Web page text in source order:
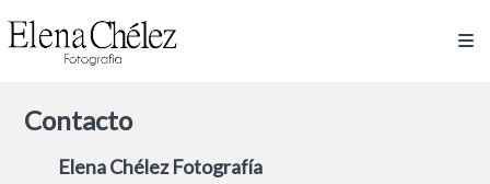
Contacto
Elena Chélez Fotografía